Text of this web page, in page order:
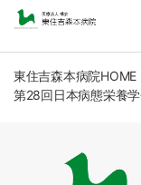
住
吉
森
東住吉森本病院HOME
第28回日本病態栄養